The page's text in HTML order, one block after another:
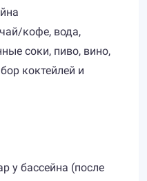
кофе, вода,
соки, пиво, вино,
коктейлей и
у бассейна (после